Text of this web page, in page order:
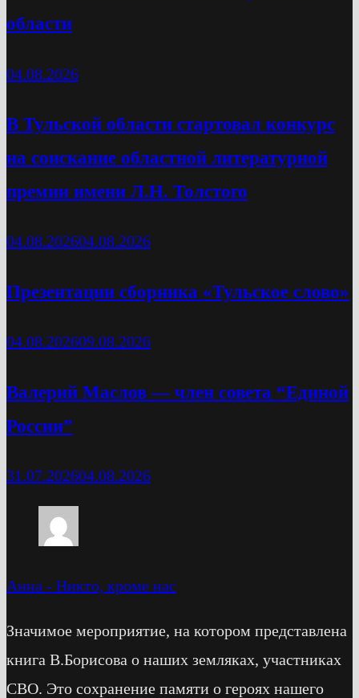
области
04.08.2026
В Тульской области стартовал конкурс
на соискание областной литературной
премии имени Л.Н. Толстого
04.08.202604.08.2026
Презентации сборника «Тульское слово»
04.08.202609.08.2026
Валерий Маслов — член совета “Единой
России”
31.07.202604.08.2026
Анна - Никто, кроме нас
Значимое мероприятие, на котором представлена
книга В.Борисова о наших земляках, участниках
СВО. Это сохранение памяти о героях нашего